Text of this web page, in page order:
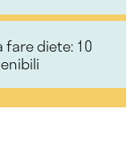
fare diete: 10